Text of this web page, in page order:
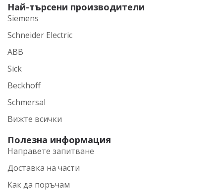
Най-търсени производители
Siemens
Schneider Electric
ABB
Sick
Beckhoff
Schmersal
Вижте всички
Полезна информация
Направете запитване
Доставка на части
Как да поръчам